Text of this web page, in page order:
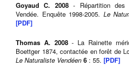
Goyaud C. 2008- Répartition des
Vendée. Enquête 1998-2005. Le
[PDF]
Thomas A. 2008- La Rainette
Boettger 1874, contactée en forêt de
Le Naturaliste Vendéen 6 : 55. [PDF]